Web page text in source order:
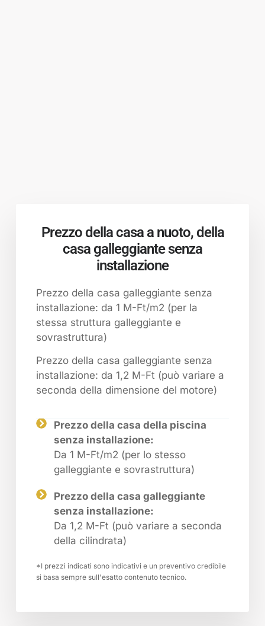
Prezzo della casa a nuoto, della
casa galleggiante senza
installazione
Prezzo della casa galleggiante senza
installazione: da 1 M-Ft/m2 (per la
stessa struttura galleggiante e
sovrastruttura)
Prezzo della casa galleggiante senza
installazione: da 1,2 M-Ft (può variare a
seconda della dimensione del motore)
Prezzo della casa della piscina
senza installazione:
Da 1 M-Ft/m2 (per lo stesso
galleggiante e sovrastruttura)
Prezzo della casa galleggiante
senza installazione:
Da 1,2 M-Ft (può variare a seconda
della cilindrata)
*I prezzi indicati sono indicativi e un preventivo credibile
si basa sempre sull'esatto contenuto tecnico.